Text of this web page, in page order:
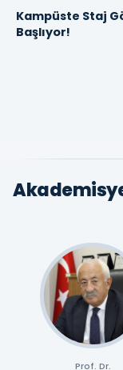
16
ŞUBAT 2026
09:30
Kampüste Staj
Başlıyor!
Prof. Dr.